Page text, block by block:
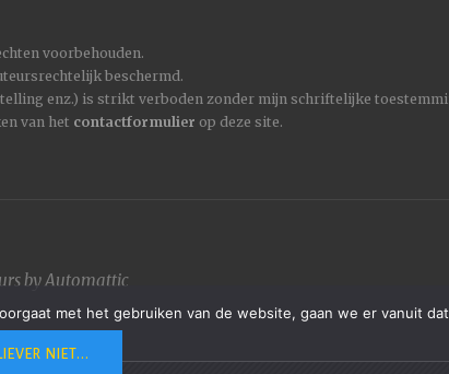
voorbehouden.
beschermd.
enz.) is strikt verboden zonder mijn schriftelijke
van het contactformulier op deze site.
byAutomattic
met het gebruiken van de website, gaan we er vanuit
NIET...